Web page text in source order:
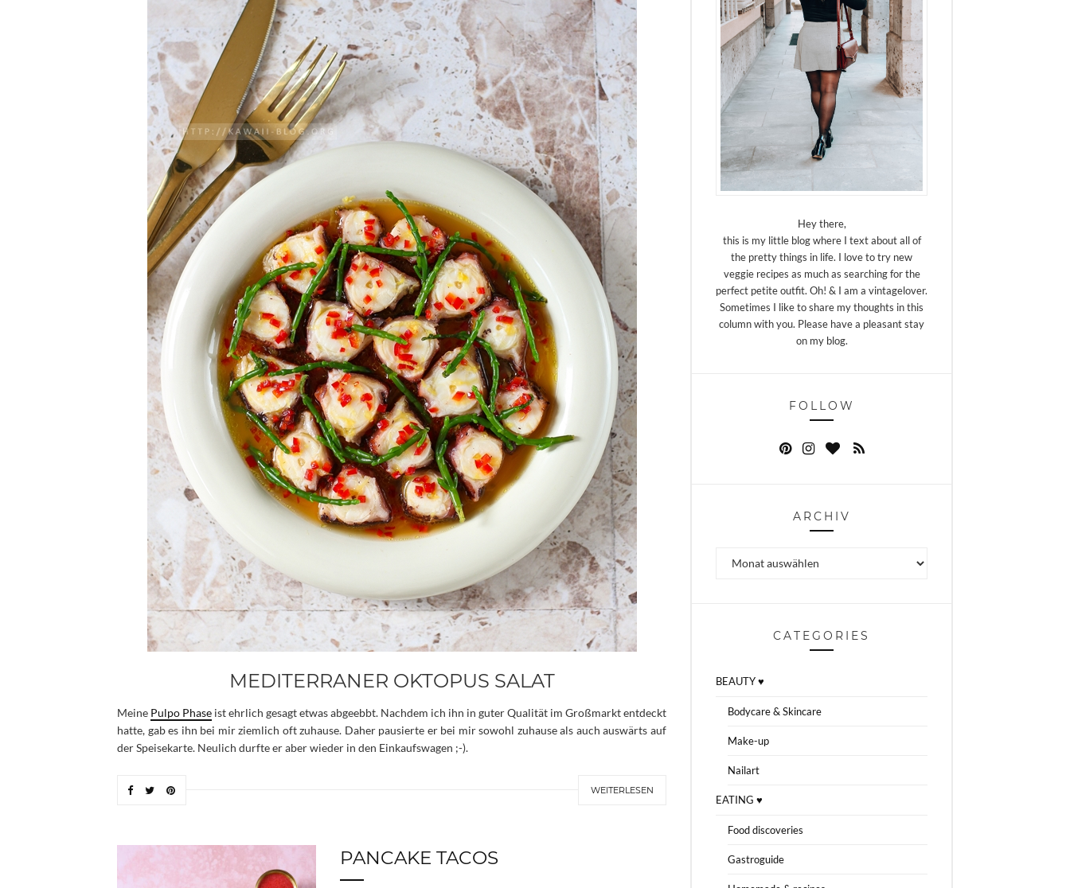
MEDITERRANER OKTOPUS SALAT
Meine Pulpo Phase ist ehrlich gesagt etwas abgeebbt. Nachdem ich ihn in guter Qualität im Großmarkt entdeckt
hatte, gab es ihn bei mir ziemlich oft zuhause. Daher pausierte er bei mir sowohl zuhause als auch auswärts auf
der Speisekarte. Neulich durfte er aber wieder in den Einkaufswagen ;-).
WEITERLESEN
PANCAKE TACOS
Hey there,
this is my little blog where I text about all of
the pretty things in life. I love to try new
veggie recipes as much as searching for the
perfect petite outfit. Oh! & I am a vintagelover.
Sometimes I like to share my thoughts in this
column with you. Please have a pleasant stay
on my blog.
FOLLOW
ARCHIV
CATEGORIES
BEAUTY ♥
Bodycare & Skincare
Make-up
Nailart
EATING ♥
Food discoveries
Gastroguide